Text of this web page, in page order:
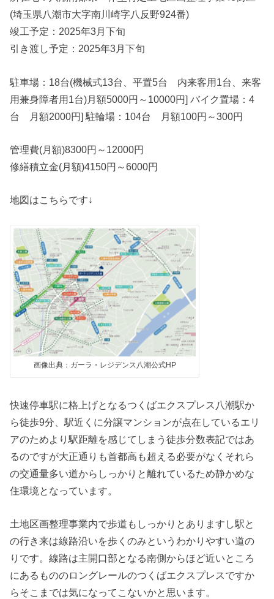
(埼玉県八潮市大字南川崎字八反野924番)
竣工予定：2025年3月下旬
引き渡し予定：2025年3月下旬
駐車場：18台(機械式13台、平置5台 内来客用1台、来客
用兼身障者用1台)月額5000円～10000円] バイク置場：4
台 月額2000円] 駐輪場：104台 月額100円～300円
管理費(月額)8300円～12000円
修繕積立金(月額)4150円～6000円
地図はこちらです↓
画像出典：ガーラ・レジデンス八潮公式HP
快速停車駅に格上げとなるつくばエクスプレス八潮駅か
ら徒歩9分、駅近くに分譲マンションが点在しているエリ
アのためより駅距離を感じてしまう徒歩分数表記ではあ
るのですが大正通りも首都高も超える必要がなくそれら
の交通量多い道からしっかりと離れているため静かめな
住環境となっています。
土地区画整理事業内で歩道もしっかりとありますし駅と
の行き来は線路沿いを歩くのみというわかりやすい道の
りです。線路は主開口部となる南側からほど近いところ
にあるもののロングレールのつくばエクスプレスですか
らそこまでは気になってこないかと思います。